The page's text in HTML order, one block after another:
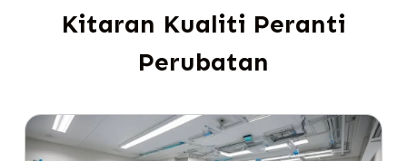
Kitaran Kualiti Peranti
Perubatan